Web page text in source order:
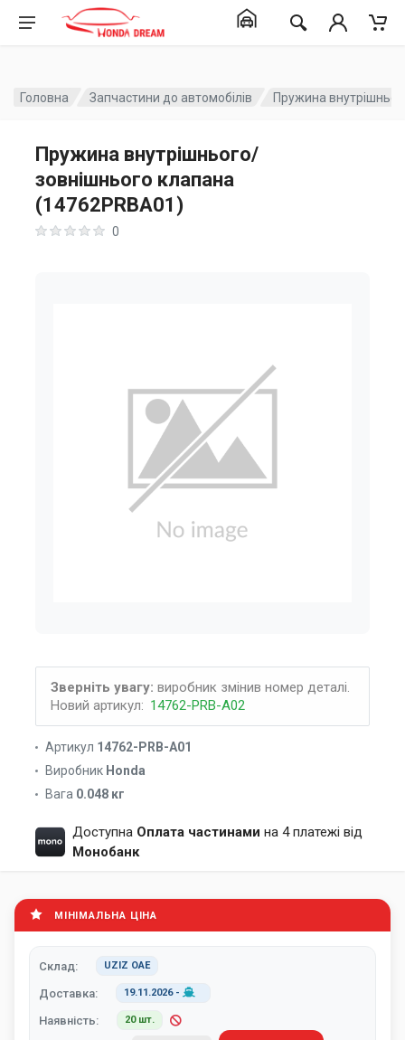
Головна Запчастини до автомобілів Пружина
Пружина внутрішнього/
зовнішнього клапана
(14762PRBA01)
0
Зверніть увагу: виробник змінив номер деталі.
Новий артикул: 14762-PRB-A02
Артикул 14762-PRB-A01
Виробник Honda
Вага 0.048 кг
Доступна Оплата частинами на 4 платежі від
Монобанк
МІНІМАЛЬНА ЦІНА
Склад: UZIZ ОАЕ
Доставка: 19.11.2026-
Наявність: 20 шт.